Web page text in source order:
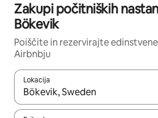
Zakupi počitniških
Bökevik
Poiščite in rezervirajte
Airbnbju
Lokacija
Ko so rezultati na voljo, krmarite s